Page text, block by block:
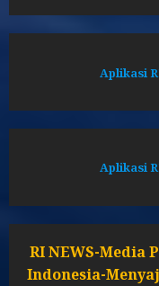
Aplikasi
Aplikasi
RI NEWS-Media
Indonesia-